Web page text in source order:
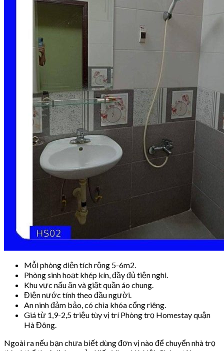
Mỗi phòng diện tích rộng 5-6m2.
Phòng sinh hoạt khép kín, đầy đủ tiện nghi.
Khu vực nấu ăn và giặt quần áo chung.
Điện nước tính theo đầu người.
An ninh đảm bảo, có chìa khóa cổng riêng.
Giá từ 1,9-2,5 triệu tùy vị trí Phòng trọ Homestay quận
Hà Đông.
Ngoài ra nếu bạn chưa biết dùng đơn vị nào để chuyển nhà trọ